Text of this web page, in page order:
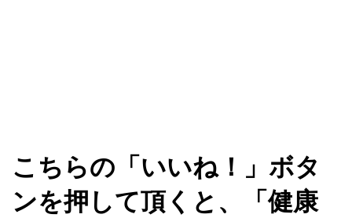
こちらの「いいね！」ボタ
ンを押して頂くと、「健康